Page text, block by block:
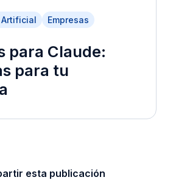
Empresas
para Claude:
para tu
esta publicación